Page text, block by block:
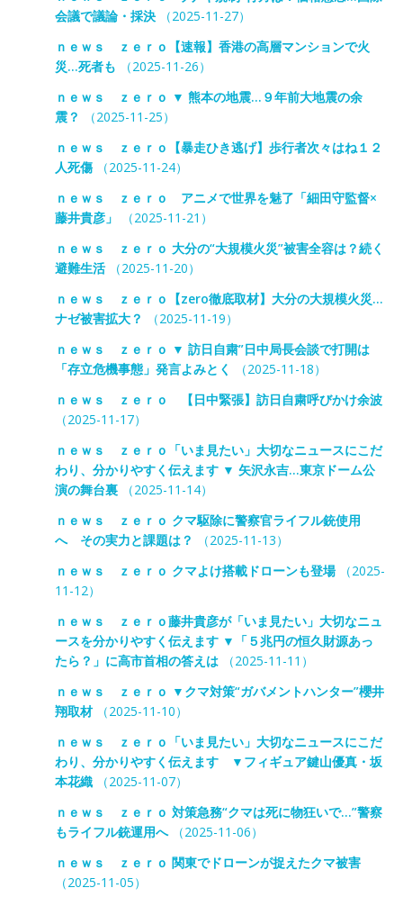
会議で議論・採決（2025-11-27）
ｎｅｗｓ ｚｅｒｏ【速報】香港の高層マンションで火
災…死者も （2025-11-26）
ｎｅｗｓ ｚｅｒｏ ▼ 熊本の地震…９年前大地震の余
震？
（2025-11-25）
ｎｅｗｓ ｚｅｒｏ【暴走ひき逃げ】歩行者次々はね１２
人死傷（2025-11-24）
ｎｅｗｓ ｚｅｒｏ アニメで世界を魅了「細田守監督×
藤井貴彦」
（2025-11-21）
ｎｅｗｓ ｚｅｒｏ 大分の“大規模火災”被害全容は？続く
避難生活（2025-11-20）
ｎｅｗｓ ｚｅｒｏ【zero徹底取材】大分の大規模火災…
ナゼ被害拡大？
（2025-11-19）
ｎｅｗｓ ｚｅｒｏ ▼ 訪日自粛”日中局長会談で打開は
「存立危機事態」発言よみとく
（2025-11-18）
ｎｅｗｓ ｚｅｒｏ 【日中緊張】訪日自粛呼びかけ余波
（2025-11-17）
ｎｅｗｓ ｚｅｒｏ「いま見たい」大切なニュースにこだ
わり、分かりやすく伝えます ▼ 矢沢永吉…東京ドーム公
演の舞台裏（2025-11-14）
ｎｅｗｓ ｚｅｒｏ クマ駆除に警察官ライフル銃使用
へ その実力と課題は？
（2025-11-13）
ｎｅｗｓ ｚｅｒｏ クマよけ搭載ドローンも登場（2025-
11-12）
ｎｅｗｓ ｚｅｒｏ藤井貴彦が「いま見たい」大切なニュ
ースを分かりやすく伝えます ▼「５兆円の恒久財源あっ
たら？」に高市首相の答えは（2025-11-11）
ｎｅｗｓ ｚｅｒｏ ▼クマ対策“ガバメントハンター”櫻井
翔取材（2025-11-10）
ｎｅｗｓ ｚｅｒｏ「いま見たい」大切なニュースにこだ
わり、分かりやすく伝えます ▼フィギュア鍵山優真・坂
本花織（2025-11-07）
ｎｅｗｓ ｚｅｒｏ 対策急務“クマは死に物狂いで…”警察
もライフル銃運用へ（2025-11-06）
ｎｅｗｓ ｚｅｒｏ 関東でドローンが捉えたクマ被害
（2025-11-05）